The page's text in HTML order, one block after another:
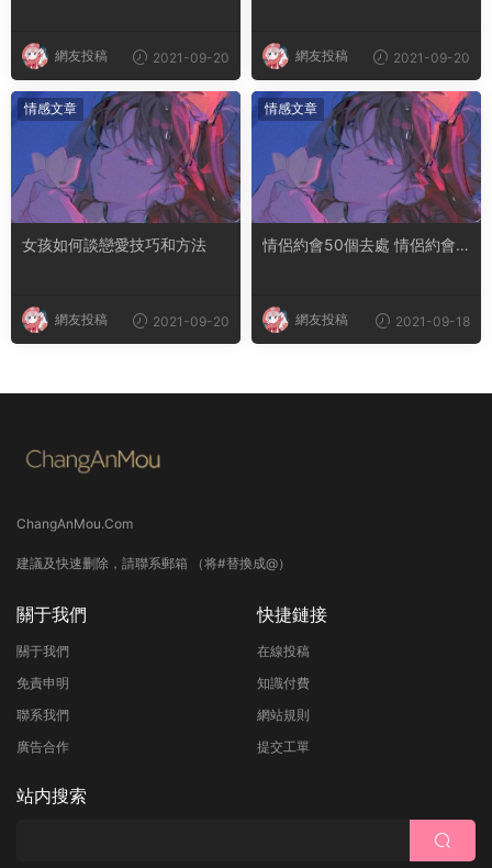
網友投稿 2021-09-20 網友投稿 2021-09-20
情感文章
女孩如何談戀愛技巧和方法
網友投稿 2021-09-20
情感文章
情侶約會50個去處 情侶約會
網友投稿 2021-09-18
ChangAnMou.Com
建議及快速删除，請聯系郵箱 （将#替換成@）
關于我們
關于我們
免責申明
聯系我們
廣告合作
快捷鏈接
在線投稿
知識付費
網站規則
提交工單
站内搜索